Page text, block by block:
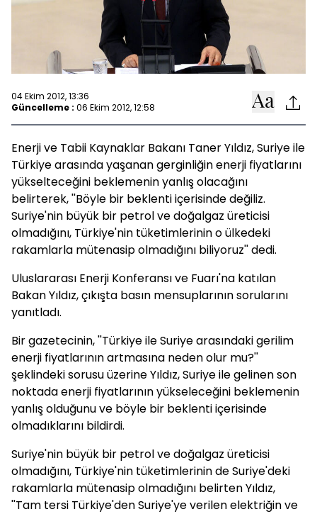
04 Ekim 2012, 13:36
Güncelleme : 06 Ekim 2012, 12:58
Enerji ve Tabii Kaynaklar Bakanı Taner Yıldız, Suriye ile
Türkiye arasında yaşanan gerginliğin enerji fiyatlarını
yükselteceğini beklemenin yanlış olacağını
belirterek, ''Böyle bir beklenti içerisinde değiliz.
Suriye'nin büyük bir petrol ve doğalgaz üreticisi
olmadığını, Türkiye'nin tüketimlerinin o ülkedeki
rakamlarla mütenasip olmadığını biliyoruz'' dedi.
Uluslararası Enerji Konferansı ve Fuarı'na katılan
Bakan Yıldız, çıkışta basın mensuplarının sorularını
yanıtladı.
Bir gazetecinin, ''Türkiye ile Suriye arasındaki gerilim
enerji fiyatlarının artmasına neden olur mu?''
şeklindeki sorusu üzerine Yıldız, Suriye ile gelinen son
noktada enerji fiyatlarının yükseleceğini beklemenin
yanlış olduğunu ve böyle bir beklenti içerisinde
olmadıklarını bildirdi.
Suriye'nin büyük bir petrol ve doğalgaz üreticisi
olmadığını, Türkiye'nin tüketimlerinin de Suriye'deki
rakamlarla mütenasip olmadığını belirten Yıldız,
''Tam tersi Türkiye'den Suriye'ye verilen elektriğin ve